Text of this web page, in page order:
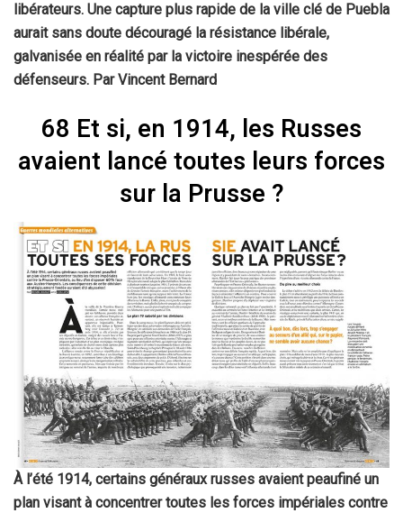
libérateurs. Une capture plus rapide de la ville clé de Puebla
aurait sans doute découragé la résistance libérale,
galvanisée en réalité par la victoire inespérée des
défenseurs. Par Vincent Bernard
68 Et si, en 1914, les Russes
avaient lancé toutes leurs forces
sur la Prusse ?
À l’été 1914, certains généraux russes avaient peaufiné un
plan visant à concentrer toutes les forces impériales contre